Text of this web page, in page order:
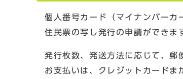
個人番号カード（マイナンバー
住民票の写し発行の申請ができま
発行枚数、発送方法に応じて、郵
お支払いは、クレジットカード